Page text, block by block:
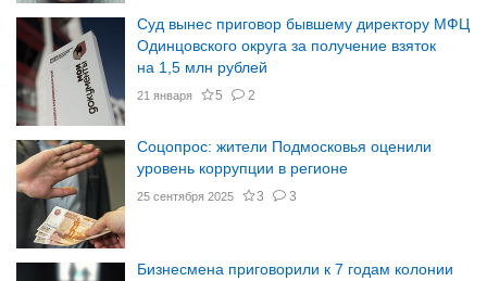
Суд вынес приговор бывшему директору МФЦ
Одинцовского округа за получение взяток
на 1,5 млн рублей
21 января 5 2
Соцопрос: жители Подмосковья оценили
уровень коррупции в регионе
25 сентября 2025 3 3
Бизнесмена приговорили к 7 годам колонии